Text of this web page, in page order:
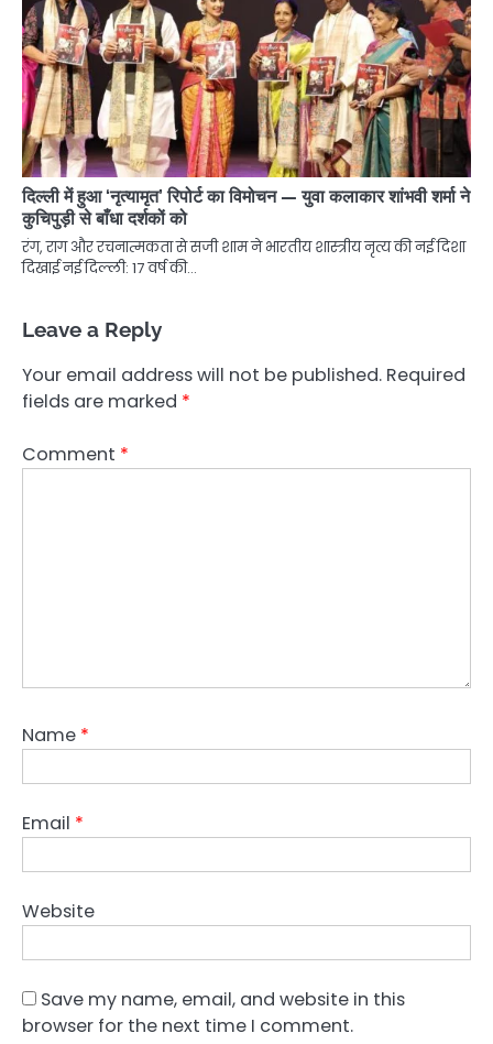
दिल्ली में हुआ ‘नृत्यामृत’ रिपोर्ट का विमोचन — युवा कलाकार शांभवी शर्मा ने
कुचिपुड़ी से बाँधा दर्शकों को
रंग, राग और रचनात्मकता से सजी शाम ने भारतीय शास्त्रीय नृत्य की नई दिशा
दिखाई नई दिल्ली: 17 वर्ष की…
Leave a Reply
Your email address will not be published. Required
fields are marked *
Comment *
Name *
Email *
Website
Save my name, email, and website in this
browser for the next time I comment.